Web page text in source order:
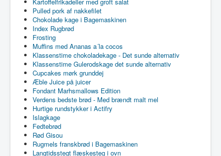
Pulled pork af nakkefilet
Chokolade kage i Bagemaskinen
Index Rugbrød
Frosting
Muffins med Ananas a´la cocos
Klassenstime chokoladekage - Det sunde alternativ
Klassenstime Gulerodskage det sunde alternativ
Cupcakes mørk grunddej
Æble Juice på juicer
Fondant Marhsmallows Edition
Verdens bedste brød - Med brændt malt mel
Hurtige rundstykker i Actifry
Islagkage
Fedtebrød
Rød Gisou
Rugmels franskbrød i Bagemaskinen
Langtidsstegt flæskesteg i ovn